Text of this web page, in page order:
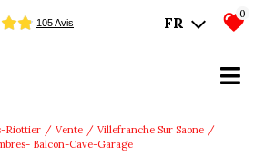
FR
0
Riottier Vente
Villefranche Sur Saone
Balcon-Cave-Garage